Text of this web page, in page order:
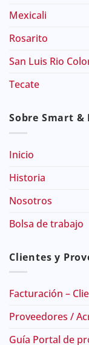
Mexicali
Rosarito
San Luis Rio
Tecate
Sobre Smart &
Inicio
Historia
Nosotros
Bolsa de trabajo
Clientes y
Facturación –
Proveedores /
Guía Portal de